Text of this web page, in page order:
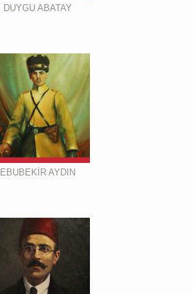
DUYGU ABATAY
EBUBEKİR AYDIN